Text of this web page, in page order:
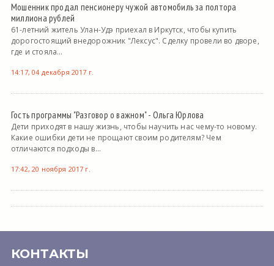
Мошенник продал пенсионеру чужой автомобиль за полтора
миллиона рублей
61-летний житель Улан-Удэ приехал в Иркутск, чтобы купить
дорогостоящий внедорожник "Лексус". Сделку провели во дворе,
где и стояла...
14:17, 04 декабря 2017 г.
Гость программы "Разговор о важном" - Ольга Юрлова
Дети приходят в нашу жизнь, чтобы научить нас чему-то новому.
Какие ошибки дети не прощают своим родителям? Чем
отличаются подходы в...
17:42, 20 ноября 2017 г.
КОНТАКТЫ